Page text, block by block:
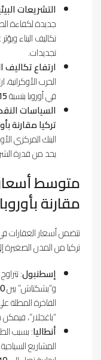
التشريعات
تكاليف البناء
تجديدات.
ارتفاع تكاليف
الحرب
في أوروبا بنسبة
السياسات
تركيا مقارنة
البنك المركزي
يحد من قدرة
متوسط أسعار
مقارنة بأوروبا 2026
تركيا من المدن الصغيرة
إسطنبول:
و”بشكتاش” بين
الفاخرة المطلة
“باغجلار”، فيمكن
أنطاليا: بسبب
المشاريع